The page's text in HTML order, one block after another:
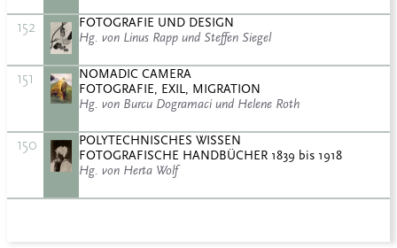
152
FOTOGRAFIE UND DESIGN
Hg. von Linus Rapp und Steffen Siegel
151
NOMADIC CAMERA
FOTOGRAFIE, EXIL, MIGRATION
Hg. von Burcu Dogramaci und Helene Roth
150
POLYTECHNISCHES WISSEN
FOTOGRAFISCHE HANDBÜCHER 1839 bis 1918
Hg. von Herta Wolf